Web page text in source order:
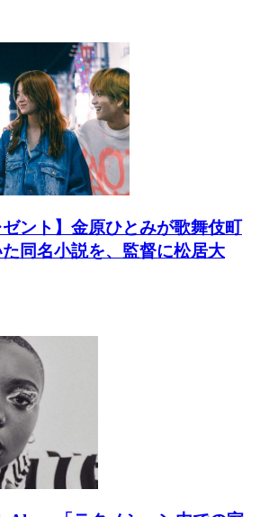
ゼント】金原ひとみが歌舞伎町
同名小説を、監督に松居大